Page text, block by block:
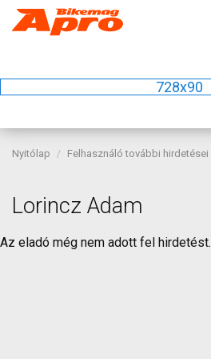
728x90
Nyitólap Felhasználó további hirdetései
Lorincz Adam
Az eladó még nem adott fel hirdetést.